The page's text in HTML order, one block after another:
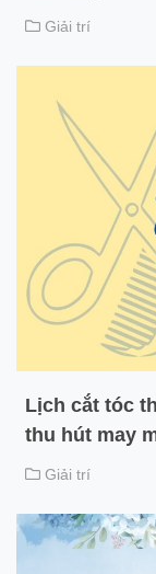
Giải trí
Lịch cắt tóc
thu hút may
Giải trí